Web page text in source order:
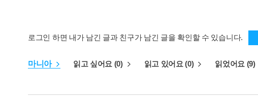
로그인 하면 내가 남긴 글과 친구가 남긴 글을 확인할 수 있습니다.
마니아 읽고 싶어요 (0) 읽고 있어요 (0) 읽었어요 (9)